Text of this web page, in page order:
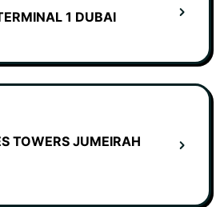
1 DUBAI
TOWERS JUMEIRAH